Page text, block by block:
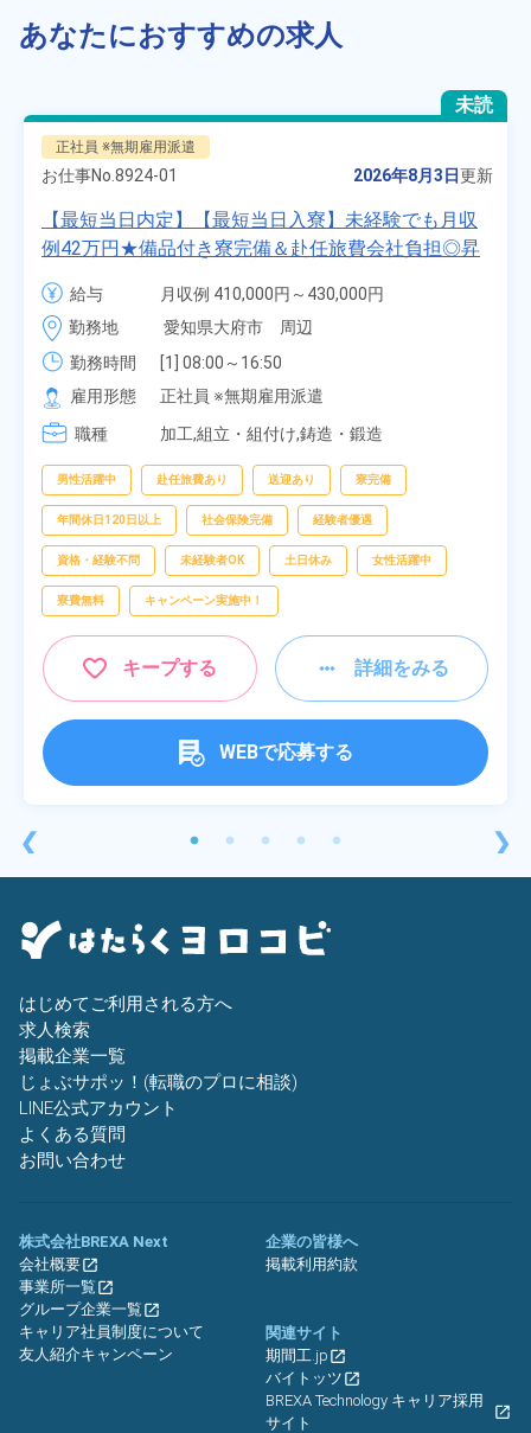
あなたにおすすめの求人
❮
未読
正社員 ※無期雇用派遣
お仕事No. 8924-01 2026年8月3日更新
【最短当日内定】【最短当日入寮】未経験でも月収
例42万円★備品付き寮完備＆赴任旅費会社負担◎昇
給・業績賞与あり！組立や塗装など自動車製造の各
種作業！《愛知県大府市》
給与
月収例 410,000円～430,000円
月給 277,000円～277,000円
勤務地
愛知県大府市　周辺
勤務時間
[1] 08:00～16:50
[2] 06:25～15:10
[3] 17:05～01:50
雇用形態
正社員 ※無期雇用派遣
職種
加工,組立・組付け,鋳造・鍛造
男性活躍中 赴任旅費あり 送迎あり 寮完備
年間休日120日以上 社会保険完備 経験者優遇
資格・経験不問 未経験者OK 土日休み 女性活躍中
寮費無料 キャンペーン実施中！
キープする 詳細をみる
WEBで応募する
❯
はじめてご利用される方へ
求人検索
掲載企業一覧
じょぶサポッ！(転職のプロに相談)
LINE公式アカウント
よくある質問
お問い合わせ
株式会社BREXA Next
会社概要
事業所一覧
グループ企業一覧
キャリア社員制度について
友人紹介キャンペーン
企業の皆様へ
掲載利用約款
関連サイト
期間工.jp
バイトッツ
BREXA Technology キャリア採用
サイト